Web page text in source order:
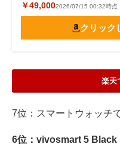
￥49,0002026/07/15 00:32時点
クリック
楽天
7位：スマートウォッチ
6位：vivosmart 5 Black